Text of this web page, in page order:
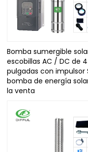
Bomba sumergible
escobillas AC / DC de 4
pulgadas con impulsor
bomba de energía
la venta